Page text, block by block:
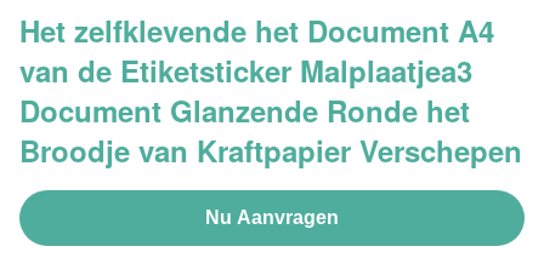
Het zelfklevende het Document A4
van de Etiketsticker Malplaatjea3
Document Glanzende Ronde het
Broodje van Kraftpapier Verschepen
Nu Aanvragen